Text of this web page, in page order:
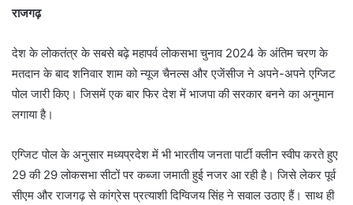
राजगढ़
देश के लोकतंत्र के सबसे बढ़े महापर्व लोकसभा चुनाव 2024 के अंतिम चरण के
मतदान के बाद शनिवार शाम को न्यूज चैनल्स और एजेंसीज ने अपने-अपने एग्जिट
पोल जारी किए। जिसमें एक बार फिर देश में भाजपा की सरकार बनने का अनुमान
लगाया है।
एग्जिट पोल के अनुसार मध्यप्रदेश में भी भारतीय जनता पार्टी क्लीन स्वीप करते हुए
29 की 29 लोकसभा सीटों पर कब्जा जमाती हुई नजर आ रही है। जिसे लेकर पूर्व
सीएम और राजगढ़ से कांग्रेस प्रत्याशी दिग्विजय सिंह ने सवाल उठाए हैं। साथ ही